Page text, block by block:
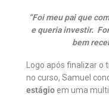
“Foi meu pai que
e queria investir.
bem
Logo após finalizar o
no curso, Samuel
estágio em uma